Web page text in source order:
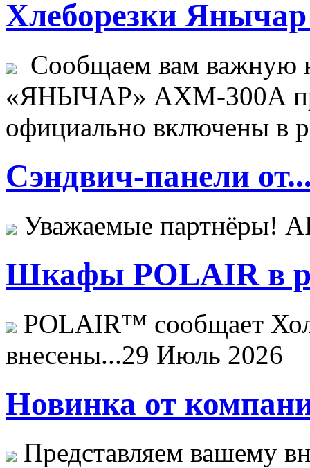
Хлеборезки Янычар
Сообщаем вам важную
«ЯНЫЧАР» АХМ-300А
официально включены в
Сэндвич-панели
Уважаемые
Шкафы POLAIR в
POLAIR™ сообщает
внесены...29 Июль 2026
Новинка от
Представляем вашему